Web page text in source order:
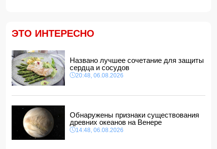
14:14, 06.08.2026
"Шохрат"
14:10, 06.08.2026
Стали известны детали контракта Наримана Ахундзаде
с "Эрзурумспором"
представителей, одного назначил на новую должность
14:00, 06.08.2026
Прогноз погоды в Азербайджане на 7 августа
12:48, 06.08.2026
ЭТО ИНТЕРЕСНО
Названо лучшее сочетание для защиты
сердца и сосудов
20:48, 06.08.2026
Обнаружены признаки существования
древних океанов на Венере
14:48, 06.08.2026